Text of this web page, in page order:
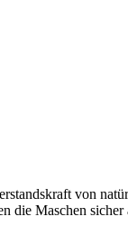
von
die Maschen